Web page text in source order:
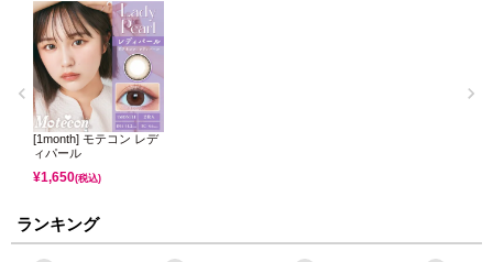
[1month] モテコン レデ
ィパール
¥1,650(税込)
ランキング